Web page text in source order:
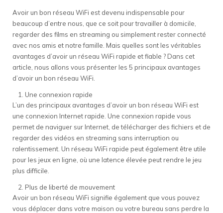
Avoir un bon réseau WiFi est devenu indispensable pour
beaucoup d’entre nous, que ce soit pour travailler à domicile,
regarder des films en streaming ou simplement rester connecté
avec nos amis et notre famille. Mais quelles sont les véritables
avantages d’avoir un réseau WiFi rapide et fiable ? Dans cet
article, nous allons vous présenter les 5 principaux avantages
d’avoir un bon réseau WiFi.
Une connexion rapide
L’un des principaux avantages d’avoir un bon réseau WiFi est
une connexion Internet rapide. Une connexion rapide vous
permet de naviguer sur Internet, de télécharger des fichiers et de
regarder des vidéos en streaming sans interruption ou
ralentissement. Un réseau WiFi rapide peut également être utile
pour les jeux en ligne, où une latence élevée peut rendre le jeu
plus difficile.
Plus de liberté de mouvement
Avoir un bon réseau WiFi signifie également que vous pouvez
vous déplacer dans votre maison ou votre bureau sans perdre la